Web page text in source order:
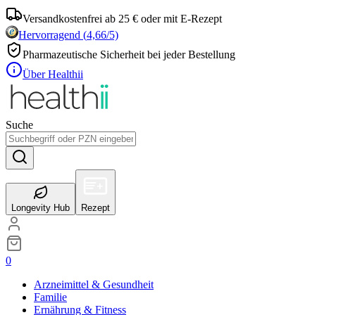
Versandkostenfrei ab 25 € oder mit E-Rezept
Hervorragend (4,66/5)
Pharmazeutische Sicherheit bei jeder Bestellung
Über Healthii
Suche
Longevity Hub Rezept
0
Arzneimittel & Gesundheit
Familie
Ernährung & Fitness